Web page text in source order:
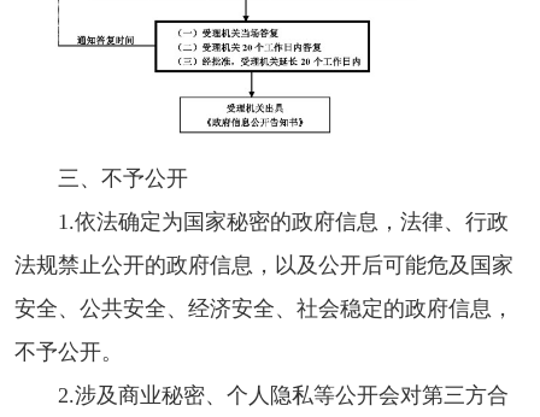
三、不予公开
1.依法确定为国家秘密的政府信息，法律、行政
法规禁止公开的政府信息，以及公开后可能危及国家
安全、公共安全、经济安全、社会稳定的政府信息，
不予公开。
2.涉及商业秘密、个人隐私等公开会对第三方合